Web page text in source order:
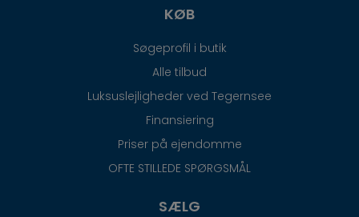
KØB
Søgeprofil i butik
Alle tilbud
Luksuslejligheder ved Tegernsee
Finansiering
Priser på ejendomme
OFTE STILLEDE SPØRGSMÅL
SÆLG